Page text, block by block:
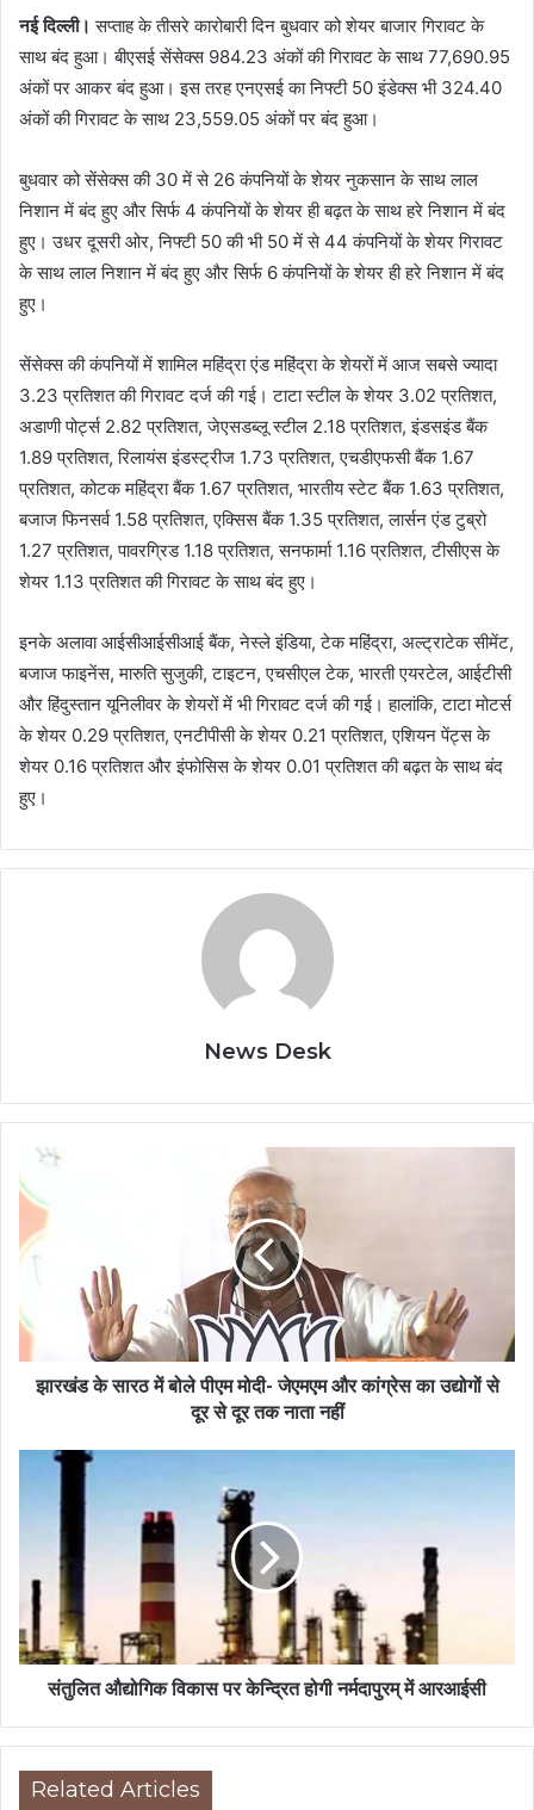
नई दिल्ली। सप्ताह के तीसरे कारोबारी दिन बुधवार को शेयर बाजार गिरावट के
साथ बंद हुआ। बीएसई सेंसेक्स 984.23 अंकों की गिरावट के साथ 77,690.95
अंकों पर आकर बंद हुआ। इस तरह एनएसई का निफ्टी 50 इंडेक्स भी 324.40
अंकों की गिरावट के साथ 23,559.05 अंकों पर बंद हुआ।
बुधवार को सेंसेक्स की 30 में से 26 कंपनियों के शेयर नुकसान के साथ लाल
निशान में बंद हुए और सिर्फ 4 कंपनियों के शेयर ही बढ़त के साथ हरे निशान में बंद
हुए। उधर दूसरी ओर, निफ्टी 50 की भी 50 में से 44 कंपनियों के शेयर गिरावट
के साथ लाल निशान में बंद हुए और सिर्फ 6 कंपनियों के शेयर ही हरे निशान में बंद
हुए।
सेंसेक्स की कंपनियों में शामिल महिंद्रा एंड महिंद्रा के शेयरों में आज सबसे ज्यादा
3.23 प्रतिशत की गिरावट दर्ज की गई। टाटा स्टील के शेयर 3.02 प्रतिशत,
अडाणी पोर्ट्स 2.82 प्रतिशत, जेएसडब्लू स्टील 2.18 प्रतिशत, इंडसइंड बैंक
1.89 प्रतिशत, रिलायंस इंडस्ट्रीज 1.73 प्रतिशत, एचडीएफसी बैंक 1.67
प्रतिशत, कोटक महिंद्रा बैंक 1.67 प्रतिशत, भारतीय स्टेट बैंक 1.63 प्रतिशत,
बजाज फिनसर्व 1.58 प्रतिशत, एक्सिस बैंक 1.35 प्रतिशत, लार्सन एंड टुब्रो
1.27 प्रतिशत, पावरग्रिड 1.18 प्रतिशत, सनफार्मा 1.16 प्रतिशत, टीसीएस के
शेयर 1.13 प्रतिशत की गिरावट के साथ बंद हुए।
इनके अलावा आईसीआईसीआई बैंक, नेस्ले इंडिया, टेक महिंद्रा, अल्ट्राटेक सीमेंट,
बजाज फाइनेंस, मारुति सुजुकी, टाइटन, एचसीएल टेक, भारती एयरटेल, आईटीसी
और हिंदुस्तान यूनिलीवर के शेयरों में भी गिरावट दर्ज की गई। हालांकि, टाटा मोटर्स
के शेयर 0.29 प्रतिशत, एनटीपीसी के शेयर 0.21 प्रतिशत, एशियन पेंट्स के
शेयर 0.16 प्रतिशत और इंफोसिस के शेयर 0.01 प्रतिशत की बढ़त के साथ बंद
हुए।
News Desk
झारखंड के सारठ में बोले पीएम मोदी- जेएमएम और कांग्रेस का उद्योगों से
दूर से दूर तक नाता नहीं
संतुलित औद्योगिक विकास पर केन्द्रित होगी नर्मदापुरम् में आरआईसी
Related Articles